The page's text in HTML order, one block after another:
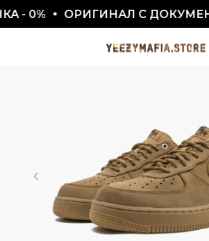
- 0% ОРИГИНАЛ С
ПО ПРОМОКОДУ